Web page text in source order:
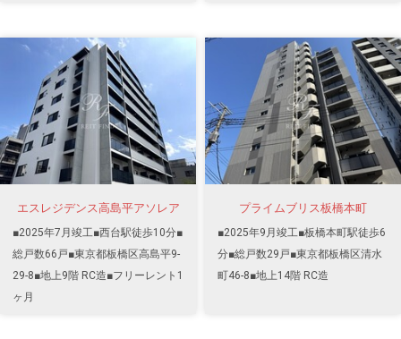
エスレジデンス高島平アソレア
■2025年7月竣工■西台駅徒歩10分■
総戸数66戸■東京都板橋区高島平9-
29-8■地上9階 RC造■フリーレント1
ヶ月
プライムブリス板橋本町
■2025年9月竣工■板橋本町駅徒歩6
分■総戸数29戸■東京都板橋区清水
町46-8■地上14階 RC造